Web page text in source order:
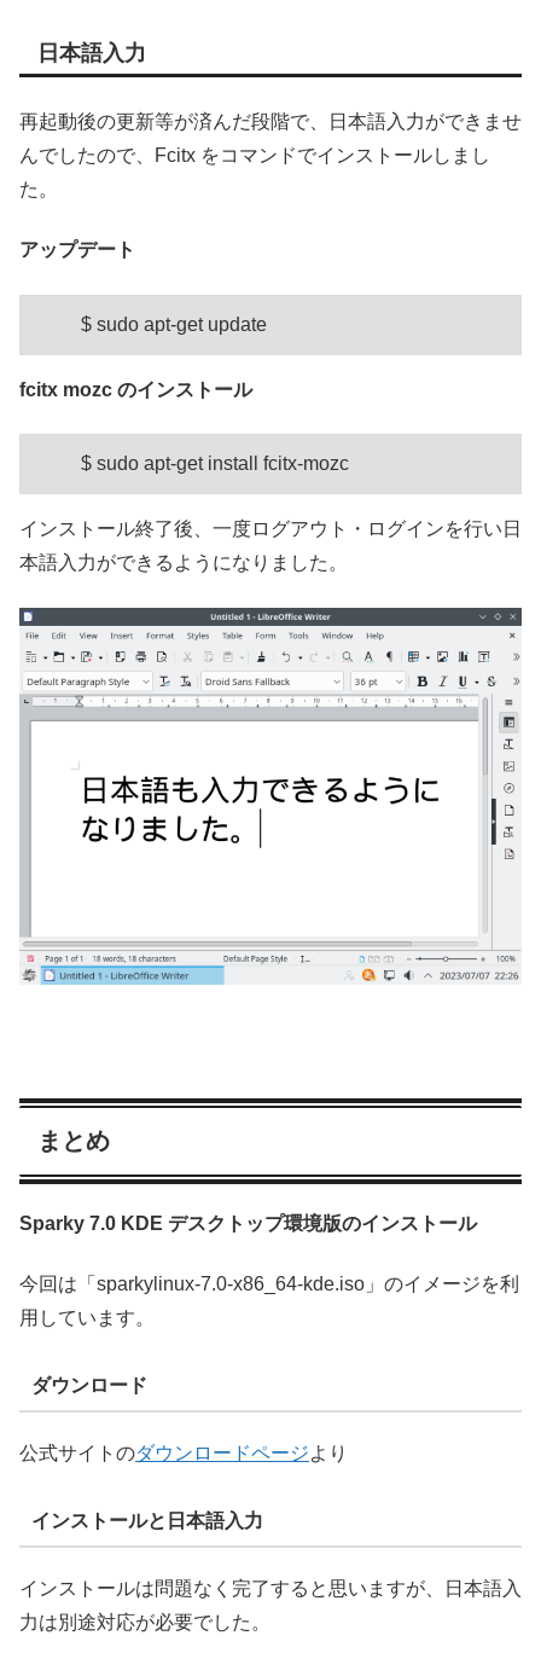
日本語入力
再起動後の更新等が済んだ段階で、日本語入力ができませ
んでしたので、Fcitx をコマンドでインストールしまし
た。
アップデート
$ sudo apt-get update
fcitx mozc のインストール
$ sudo apt-get install fcitx-mozc
インストール終了後、一度ログアウト・ログインを行い日
本語入力ができるようになりました。
まとめ
Sparky 7.0 KDE デスクトップ環境版のインストール
今回は「sparkylinux-7.0-x86_64-kde.iso」のイメージを利
用しています。
ダウンロード
公式サイトのダウンロードページより
インストールと日本語入力
インストールは問題なく完了すると思いますが、日本語入
力は別途対応が必要でした。